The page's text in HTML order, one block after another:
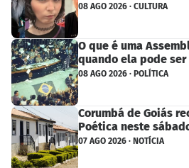
08 AGO 2026 · CULTURA
O que é uma
quando ela pode ser
08 AGO 2026 · POLÍTICA
Corumbá de Goiás
Poética neste
07 AGO 2026 · NOTÍCIA